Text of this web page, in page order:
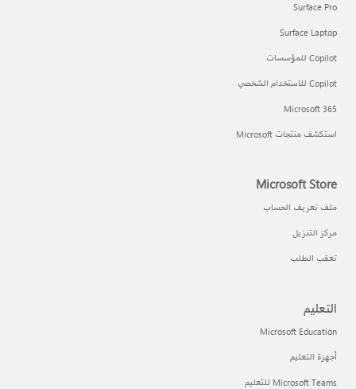
Surface Pro
Surface Laptop
Copilot للمؤسسات
Copilot للاستخدام الشخصي
Microsoft 365
استكشف منتجات Microsoft
Microsoft Store
ملف تعريف الحساب
مركز التنزيل
تعقب الطلب
التعليم
Microsoft Education
أجهزة التعليم
Microsoft Teams للتعليم